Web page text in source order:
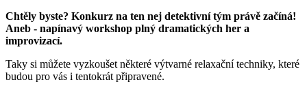
Chtěly byste? Konkurz na ten nej detektivní tým právě začíná!
Aneb - napínavý workshop plný dramatických her a
improvizací.
Taky si můžete vyzkoušet některé výtvarné relaxační techniky, které
budou pro vás i tentokrát připravené.